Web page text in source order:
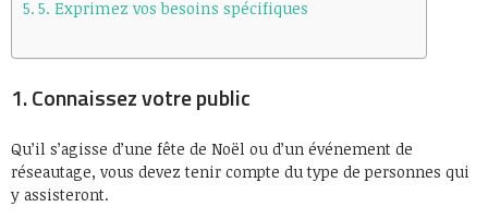
5. Exprimez vos besoins spécifiques
1. Connaissez votre public
Qu’il s’agisse d’une fête de Noël ou d’un événement de
réseautage, vous devez tenir compte du type de personnes qui
y assisteront.